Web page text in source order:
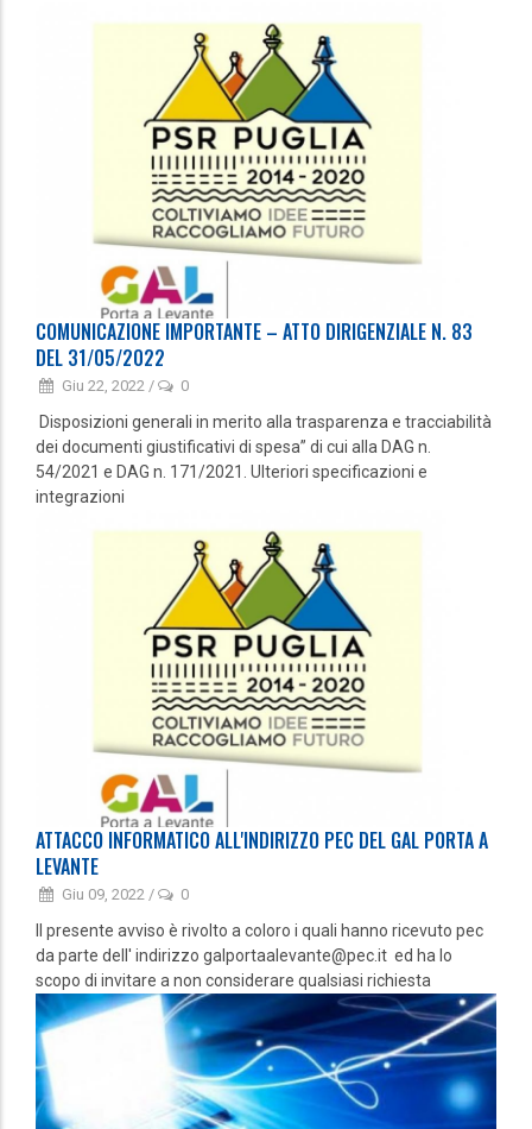
COMUNICAZIONE IMPORTANTE – ATTO DIRIGENZIALE N. 83
DEL 31/05/2022
Giu 22, 2022 / 0
Disposizioni generali in merito alla trasparenza e tracciabilità
dei documenti giustificativi di spesa” di cui alla DAG n.
54/2021 e DAG n. 171/2021. Ulteriori specificazioni e
integrazioni
ATTACCO INFORMATICO ALL'INDIRIZZO PEC DEL GAL PORTA A
LEVANTE
Giu 09, 2022 / 0
Il presente avviso è rivolto a coloro i quali hanno ricevuto pec
da parte dell' indirizzo galportaalevante@pec.it ed ha lo
scopo di invitare a non considerare qualsiasi richiesta